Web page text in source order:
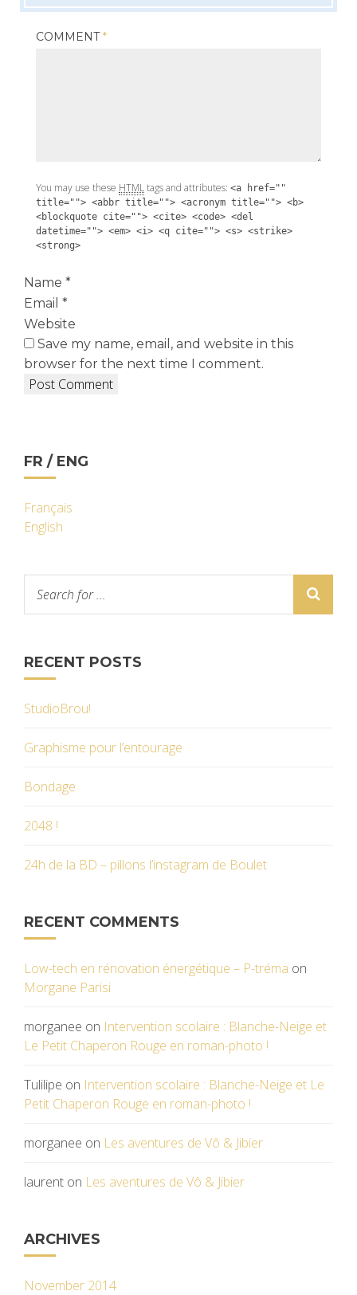
COMMENT*
You may use these HTMLtags and attributes: <a href=""
title=""> <abbr title=""> <acronym title=""> <b>
<blockquote cite=""> <cite> <code> <del
datetime=""> <em> <i> <q cite=""> <s> <strike>
<strong>
Name *
Email *
Website
Save my name, email, and website in this
browser for the next time I comment.
FR / ENG
Français
English
RECENT POSTS
StudioBrou!
Graphisme pour l’entourage
Bondage
2048 !
24h de la BD – pillons l’instagram de Boulet
RECENT COMMENTS
Low-tech en rénovation énergétique – P-tréma on
Morgane Parisi
morganee on Intervention scolaire : Blanche-Neige et
Le Petit Chaperon Rouge en roman-photo !
Tulilipe on Intervention scolaire : Blanche-Neige et Le
Petit Chaperon Rouge en roman-photo !
morganee on Les aventures de Vô & Jibier
laurent on Les aventures de Vô & Jibier
ARCHIVES
November 2014